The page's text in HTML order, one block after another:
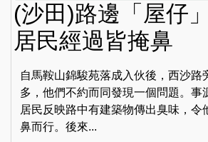
(沙田)路邊「屋仔
居民經過皆掩鼻
自馬鞍山錦駿苑落成入伙後，西沙路
多，他們不約而同發現一個問題。事
居民反映路中有建築物傳出臭味，令
鼻而行。後來...